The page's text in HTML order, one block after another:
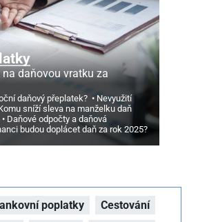
daňovou vratku za
daňový přeplatek?
Nevyužití
sníží sleva na manželku daň
Daňové odpočty a daňová
budou doplácet daň za rok 2025?
poplatky
Cestování